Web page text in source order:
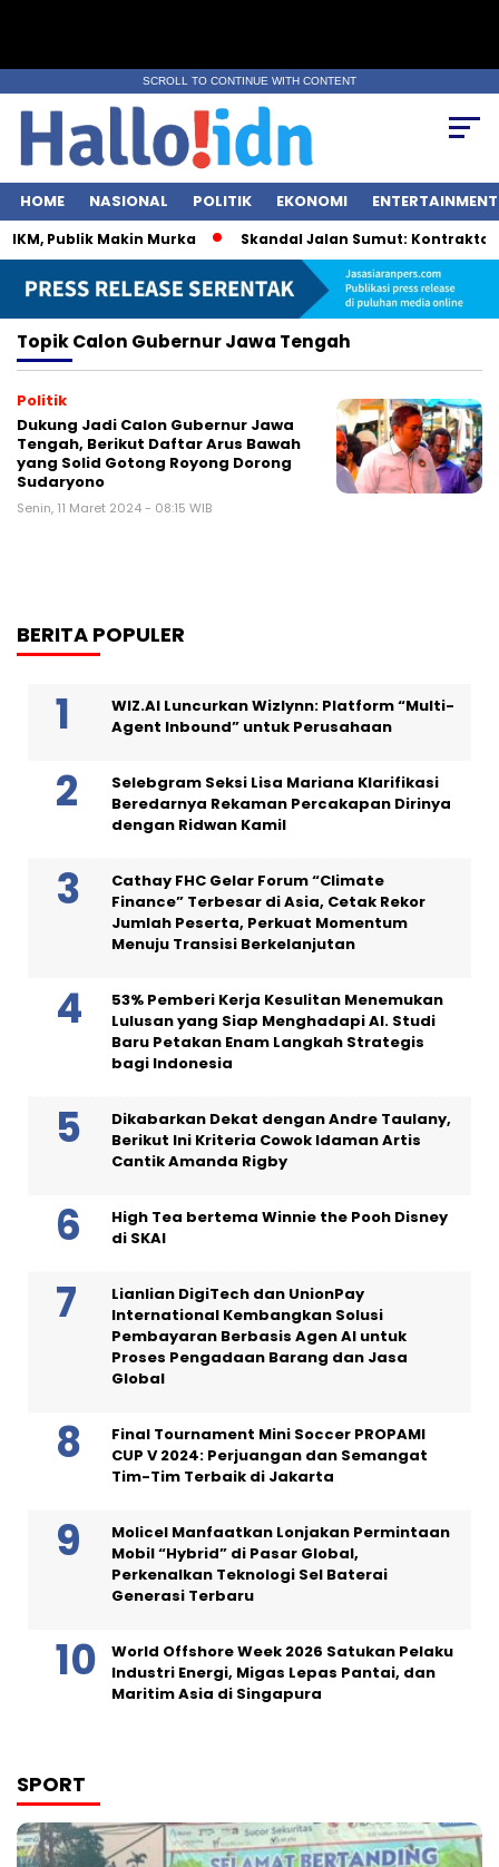
SCROLL TO CONTINUE WITH CONTENT
HOME NASIONAL POLITIK EKONOMI ENTERTAINMENT
Publik Makin Murka Skandal Jalan Sumut: Kontraktor
TopikCalon Gubernur Jawa Tengah
Politik
Dukung Jadi Calon Gubernur Jawa
Tengah, Berikut Daftar Arus Bawah
yang Solid Gotong Royong Dorong
Sudaryono
Senin, 11 Maret 2024 - 08:15 WIB
BERITA POPULER
WIZ.AI Luncurkan Wizlynn: Platform “Multi-
Agent Inbound” untuk Perusahaan
Selebgram Seksi Lisa Mariana Klarifikasi
Beredarnya Rekaman Percakapan Dirinya
dengan Ridwan Kamil
Cathay FHC Gelar Forum “Climate
Finance” Terbesar di Asia, Cetak Rekor
Jumlah Peserta, Perkuat Momentum
Menuju Transisi Berkelanjutan
53% Pemberi Kerja Kesulitan Menemukan
Lulusan yang Siap Menghadapi AI. Studi
Baru Petakan Enam Langkah Strategis
bagi Indonesia
Dikabarkan Dekat dengan Andre Taulany,
Berikut Ini Kriteria Cowok Idaman Artis
Cantik Amanda Rigby
High Tea bertema Winnie the Pooh Disney
di SKAI
Lianlian DigiTech dan UnionPay
International Kembangkan Solusi
Pembayaran Berbasis Agen AI untuk
Proses Pengadaan Barang dan Jasa
Global
Final Tournament Mini Soccer PROPAMI
CUP V 2024: Perjuangan dan Semangat
Tim-Tim Terbaik di Jakarta
Molicel Manfaatkan Lonjakan Permintaan
Mobil “Hybrid” di Pasar Global,
Perkenalkan Teknologi Sel Baterai
Generasi Terbaru
World Offshore Week 2026 Satukan Pelaku
Industri Energi, Migas Lepas Pantai, dan
Maritim Asia di Singapura
SPORT